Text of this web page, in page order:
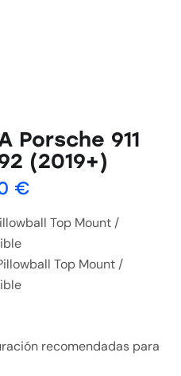
Porsche 911
(2019+)
€
Top Mount /
Top Mount /
recomendadas para